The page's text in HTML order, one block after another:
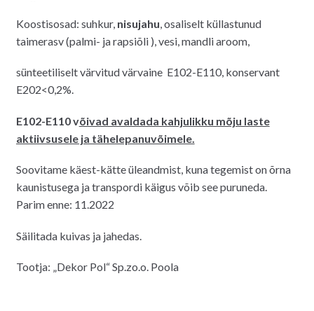
Koostisosad: suhkur, nisujahu, osaliselt küllastunud
taimerasv (palmi- ja rapsiõli ), vesi, mandli aroom,
sünteetiliselt värvitud värvaine E102-E110, konservant
E202<0,2%.
E102-E110võivad avaldada kahjulikku mõju laste
aktiivsusele ja tähelepanuvõimele.
Soovitame käest-kätte üleandmist, kuna tegemist on õrna
kaunistusega ja transpordi käigus võib see puruneda.
Parim enne: 11.2022
Säilitada kuivas ja jahedas.
Tootja: „Dekor Pol“ Sp.zo.o. Poola